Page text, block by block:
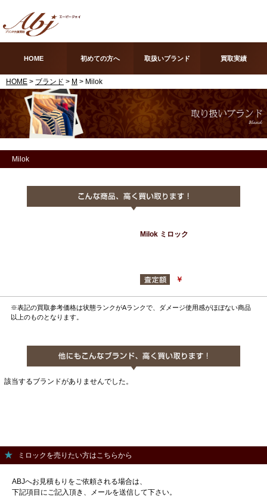
HOME 初めての方へ 取扱いブランド 買取実績
HOME > ブランド > M > Milok
Milok
Milok ミロック
￥
※表記の買取参考価格は状態ランクがAランクで、ダメージ使用感がほぼない商品
以上のものとなります。
該当するブランドがありませんでした。
ミロックを売りたい方はこちらから
ABJへお見積もりをご依頼される場合は、
下記項目にご記入頂き、メールを送信して下さい。